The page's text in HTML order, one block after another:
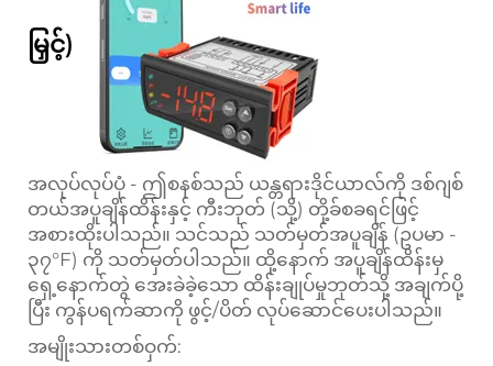
မြှင့်)
အလုပ်လုပ်ပုံ - ဤစနစ်သည် ယန္တရားဒိုင်ယာလ်ကို ဒစ်ဂျစ်
တယ်အပူချိန်ထိန်းနှင့် ကီးဘုတ် (သို့) တို့ခ်စခရင်ဖြင့်
အစားထိုးပါသည်။ သင်သည် သတ်မှတ်အပူချိန် (ဥပမာ -
၃၇°F) ကို သတ်မှတ်ပါသည်။ ထို့နောက် အပူချိန်ထိန်းမှ
ရှေ့နောက်တွဲ အေးခဲခဲ့သော ထိန်းချုပ်မှုဘုတ်သို့ အချက်ပို့
ပြီး ကွန်ပရက်ဆာကို ဖွင့်/ပိတ် လုပ်ဆောင်ပေးပါသည်။
အမျိုးသားတစ်ဝှက်: